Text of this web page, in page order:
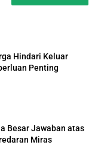
Hindari Keluar
Penting
Besar Jawaban atas
Miras